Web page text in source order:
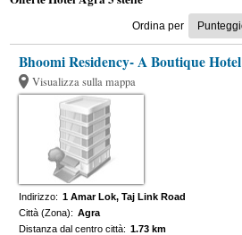
Ordina per
Bhoomi Residency- A Boutique Hotel
Visualizza sulla mappa
Indirizzo: 1 Amar Lok, Taj Link Road
Città (Zona): Agra
Distanza dal centro città: 1.73 km